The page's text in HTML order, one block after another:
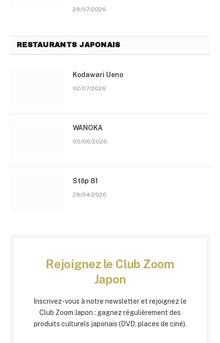
29/07/2026
RESTAURANTS JAPONAIS
Kodawari Ueno
02/07/2026
WANOKA
05/06/2026
Stōp 81
29/04/2026
Rejoignez le Club Zoom
Japon
Inscrivez-vous à notre newsletter et rejoignez le
Club Zoom Japon : gagnez régulièrement des
produits culturels japonais (DVD, places de ciné).